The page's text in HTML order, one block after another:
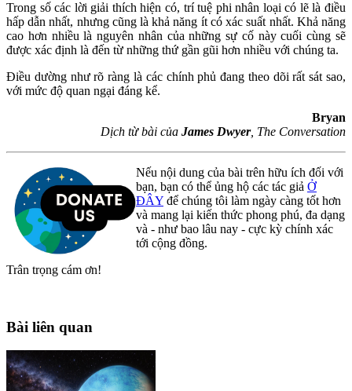
Trong số các lời giải thích hiện có, trí tuệ phi nhân loại có lẽ là điều
hấp dẫn nhất, nhưng cũng là khả năng ít có xác suất nhất. Khả năng
cao hơn nhiều là nguyên nhân của những sự cố này cuối cùng sẽ
được xác định là đến từ những thứ gần gũi hơn nhiều với chúng ta.
Điều dường như rõ ràng là các chính phủ đang theo dõi rất sát sao,
với mức độ quan ngại đáng kể.
Bryan
Dịch từ bài của James Dwyer, The Conversation
Nếu nội dung của bài trên hữu ích đối với
bạn, bạn có thể ủng hộ các tác giả Ở
ĐÂY để chúng tôi làm ngày càng tốt hơn
và mang lại kiến thức phong phú, đa dạng
và - như bao lâu nay - cực kỳ chính xác
tới cộng đồng.
Trân trọng cám ơn!
Bài liên quan